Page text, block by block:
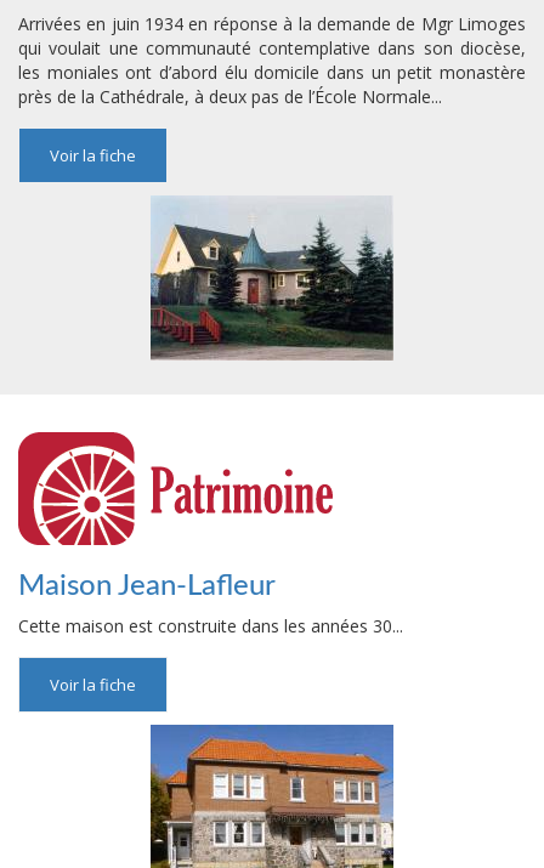
Arrivées en juin 1934 en réponse à la demande de Mgr Limoges
qui voulait une communauté contemplative dans son diocèse,
les moniales ont d’abord élu domicile dans un petit monastère
près de la Cathédrale, à deux pas de l’École Normale...
Voir la fiche
Maison Jean-Lafleur
Cette maison est construite dans les années 30...
Voir la fiche